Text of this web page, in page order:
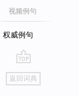
视频例句
权威例句
go
top
返回词典